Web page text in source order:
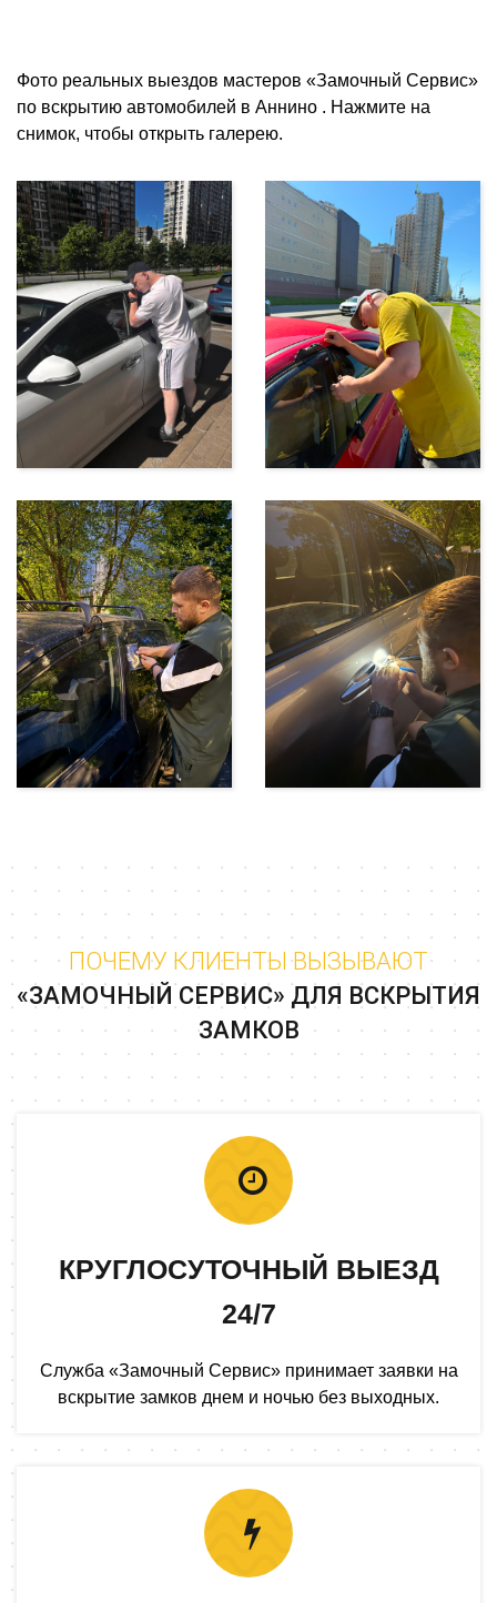
Фото реальных выездов мастеров «Замочный Сервис»
по вскрытию автомобилей в Аннино . Нажмите на
снимок, чтобы открыть галерею.
ПОЧЕМУ КЛИЕНТЫ ВЫЗЫВАЮТ
«ЗАМОЧНЫЙ СЕРВИС» ДЛЯ ВСКРЫТИЯ
ЗАМКОВ
КРУГЛОСУТОЧНЫЙ ВЫЕЗД
24/7
Служба «Замочный Сервис» принимает заявки на
вскрытие замков днем и ночью без выходных.